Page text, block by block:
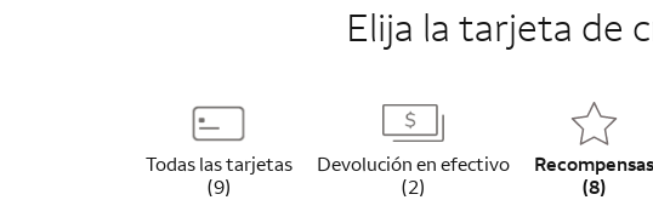
Elija la tarjeta de
Todas las tarjetas
(9)
Devolución en efectivo
(2)
Recompensas
(8)